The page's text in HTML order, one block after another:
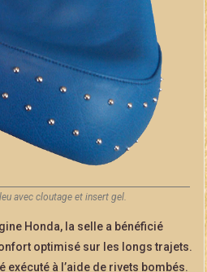
avec cloutage et insert gel.
Honda, la selle a bénéficié
optimisé sur les longs trajets.
exécuté à l’aide de rivets bombés.